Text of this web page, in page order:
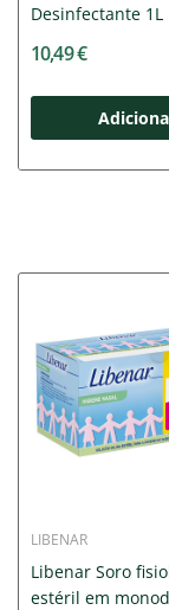
Desinfectante 1L
10,49 €
LIBENAR
Libenar Soro
estéril em